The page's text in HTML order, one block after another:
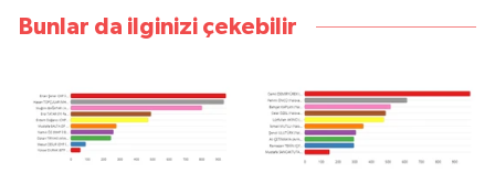
Bunlar da ilginizi çekebilir